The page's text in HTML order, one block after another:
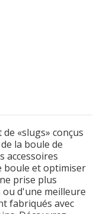
«slugs» conçus
la boule de
accessoires
boule et optimiser
prise plus
d'une meilleure
fabriqués avec